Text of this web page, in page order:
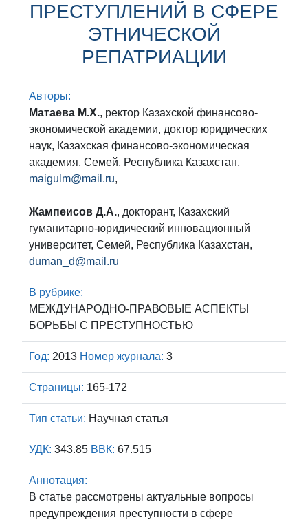
ПРЕСТУПЛЕНИЙ В СФЕРЕ
ЭТНИЧЕСКОЙ
РЕПАТРИАЦИИ
Авторы:
Матаева М.Х., ректор Казахской финансово-
экономической академии, доктор юридических
наук, Казахская финансово-экономическая
академия, Семей, Республика Казахстан,
maigulm@mail.ru,
Жампеисов Д.А., докторант, Казахский
гуманитарно-юридический инновационный
университет, Семей, Республика Казахстан,
duman_d@mail.ru
В рубрике:
МЕЖДУНАРОДНО-ПРАВОВЫЕ АСПЕКТЫ
БОРЬБЫ С ПРЕСТУПНОСТЬЮ
Год: 2013 Номер журнала: 3
Страницы: 165-172
Тип статьи: Научная статья
УДК: 343.85 ВВК: 67.515
Аннотация:
В статье рассмотрены актуальные вопросы
предупреждения преступности в сфере